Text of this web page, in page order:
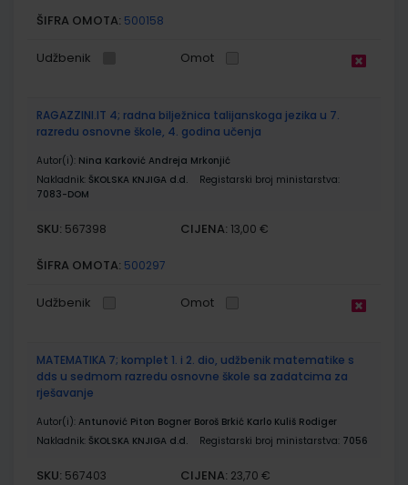
ŠIFRA OMOTA: 500158
Udžbenik Omot
RAGAZZINI.IT 4; radna bilježnica talijanskoga jezika u 7.
razredu osnovne škole, 4. godina učenja
Autor(i): Nina Karković Andreja Mrkonjić
Nakladnik: ŠKOLSKA KNJIGA d.d.
Registarski broj ministarstva:
7083-DOM
SKU: 567398 CIJENA: 13,00 €
ŠIFRA OMOTA: 500297
Udžbenik Omot
MATEMATIKA 7; komplet 1. i 2. dio, udžbenik matematike s
dds u sedmom razredu osnovne škole sa zadatcima za
rješavanje
Autor(i): Antunović Piton Bogner Boroš Brkić Karlo Kuliš Rodiger
Nakladnik: ŠKOLSKA KNJIGA d.d. Registarski broj ministarstva: 7056
SKU: 567403 CIJENA: 23,70 €